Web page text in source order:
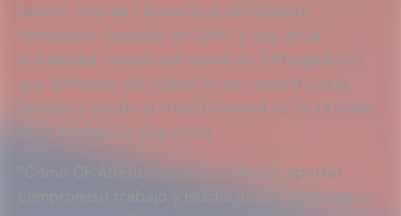
Sedaví, club de l’Horta Sud, de reciente
formación -fundado en 2016- y que en la
actualidad cuenta con cerca de 240 jugadores
que disfrutan del fútbol en un contexto muy
familiar y donde el trato personal va de la mano
de la formación deportiva.
"Como CF Atletico Sedaví podemos aportar
compromiso trabajo y mucha ilusión para seguir